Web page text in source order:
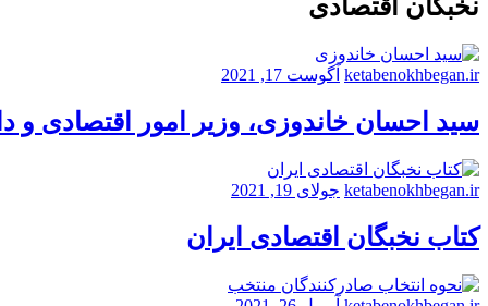
نخبگان اقتصادی
ketabenokhbegan.ir آگوست 17, 2021
سید احسان خاندوزی، وزیر امور اقتصادی و
ketabenokhbegan.ir جولای 19, 2021
کتاب نخبگان اقتصادی ایران